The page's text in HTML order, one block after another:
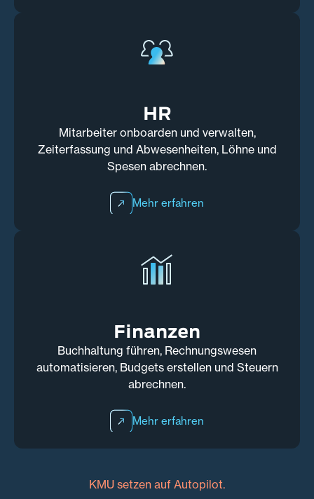
HR
Mitarbeiter onboarden und verwalten,
Zeiterfassung und Abwesenheiten, Löhne und
Spesen abrechnen.
Mehr erfahren
Finanzen
Buchhaltung führen, Rechnungswesen
automatisieren, Budgets erstellen und Steuern
abrechnen.
Mehr erfahren
KMU setzen auf Autopilot.